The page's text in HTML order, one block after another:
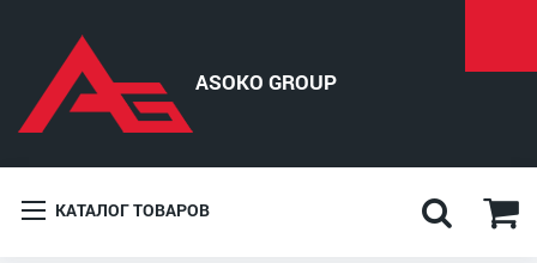
КАТАЛОГ ТОВАРОВ